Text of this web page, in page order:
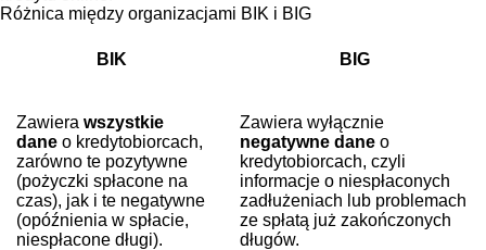
Różnica między organizacjami BIK i BIG
BIK BIG
Zawiera wszystkie
dane o kredytobiorcach,
zarówno te pozytywne
(pożyczki spłacone na
czas), jak i te negatywne
(opóźnienia w spłacie,
niespłacone długi).
Zawiera wyłącznie
negatywne dane o
kredytobiorcach, czyli
informacje o niespłaconych
zadłużeniach lub problemach
ze spłatą już zakończonych
długów.